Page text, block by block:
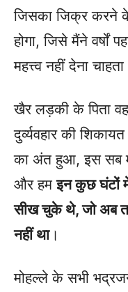
जिसका जिक्र करने
होगा, जिसे मैंने वर्षों
महत्त्व नहीं देना
खैर लड़की के पिता
दुर्व्यवहार की
का अंत हुआ, इस सब
और हमइन कुछ घंटों
सीख चुके थे, जो अब तक
नहीं था।
मोहल्ले के सभी